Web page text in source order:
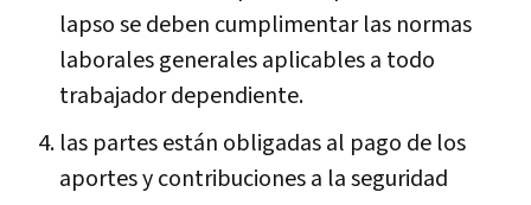
lapso se deben cumplimentar las normas
laborales generales aplicables a todo
trabajador dependiente.
las partes están obligadas al pago de los
aportes y contribuciones a la seguridad